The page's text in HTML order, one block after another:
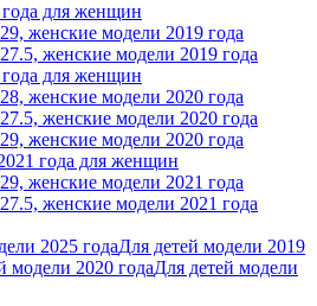
для женщин
женские модели 2019 года
женские модели 2019 года
для женщин
женские модели 2020 года
женские модели 2020 года
женские модели 2020 года
года для женщин
женские модели 2021 года
женские модели 2021 года
2025 годаДля детей модели 2019
модели 2020 годаДля детей модели